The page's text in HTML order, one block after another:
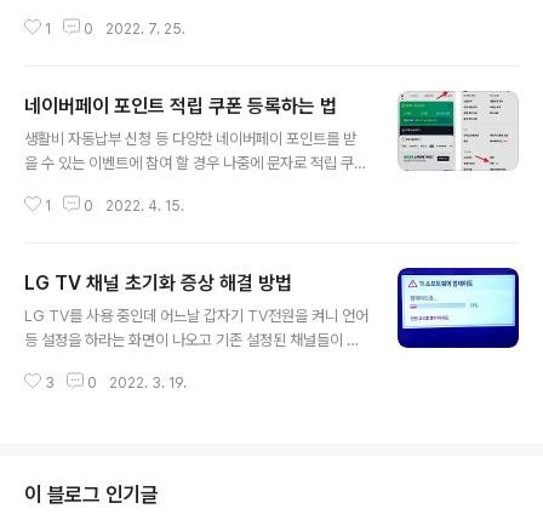
택하면 아래 그림처럼 M포인트(최고5%)선택난이 보여서
여서 포인트를 사용 못 하게 되더군요. 그래서 모바일 웹과
옥션앱에서 일반 결제를 해보니 M포인트 선택칸이 보여서
엠포인트 사용이 가능 했습니다. Pay 간편결제가 아닌 일
일 웹 또는 옥션어플에서는 M포인트 선택 칸이 보여서 엠
1 0 2022. 7. 25.
네이버페이 포인트 적립 쿠폰 등록하는 법
생활비 자동납부 신청 등 다양한 네이버페이 포인트를 받
을 수 있는 이벤트에 참여 할 경우 나중에 문자로 적립 쿠폰
일 사이트 또는 앱에서 등록을 하면 됩니다. 모바일에서는
버페이 포인트 쿠폰 등록' -> 쿠폰번호를 입력 후 쿠폰등록
을 눌러주고 페이 비밀번호를 입력하면 등록이 완료됩니
다. PC에서는 네이버페이 사이트 -> 상단메뉴에서 '혜택
쿠폰등록
1 0 2022. 4. 15.
LG TV 채널 초기화 증상 해결 방법
LG TV를 사용 중인데 어느날 갑자기 TV전원을 켜니 언어
등 설정을 하라는 화면이 나오고 기존 설정된 채널들이 다
그런데 이후로 전원을 전원 껐다가 다시 켤 때 마다 설정해
트웨어를 다운받아서 USB에 넣고 TV에 연결한 후 업데이
트를 해주면 해결 된다고 해서 해봤더니 다행히 채널 초기
3 0 2022. 3. 19.
이 블로그 인기글